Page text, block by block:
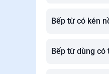
Bếp từ có kén
Bếp từ dùng có